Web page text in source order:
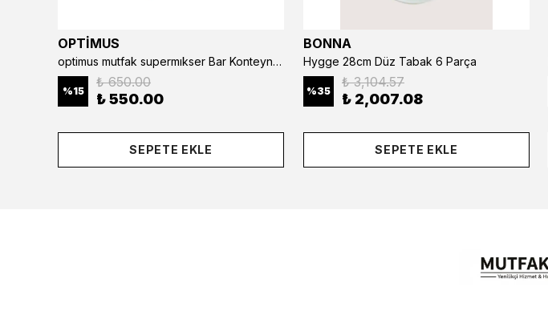
OPTİMUS
optimus mutfak supermıkser Bar Konteyner 6'lı 50×16×9 cm Kapaklı Polikarbon Organizer Bar & Kafe
%15
₺ 650.00
₺ 550.00
SEPETE EKLE
BONNA
Hygge 28cm Düz Tabak 6 Parça
%35
₺ 3,104.57
₺ 2,007.08
SEPETE EKLE